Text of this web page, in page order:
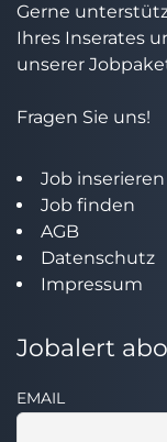
Gerne
Ihres Inserates
unserer
Fragen Sie uns!
Job inserieren
Job finden
AGB
Datenschutz
Impressum
Jobalert
EMAIL